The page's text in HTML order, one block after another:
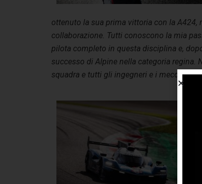
ottenuto la sua prima vittoria con la
collaborazione. Tutti conoscono la mia
pilota completo in questa disciplina e,
successo di Alpine nella categoria regina.
squadra e tutti gli ingegneri e i meccanici”.